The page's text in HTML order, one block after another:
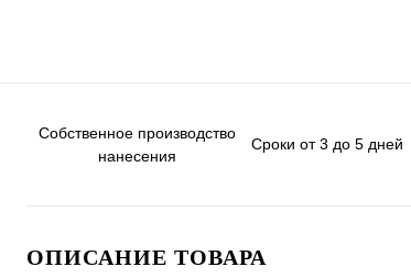
Собственное производство
нанесения
Сроки от 3 до 5 дней
ОПИСАНИЕ ТОВАРА